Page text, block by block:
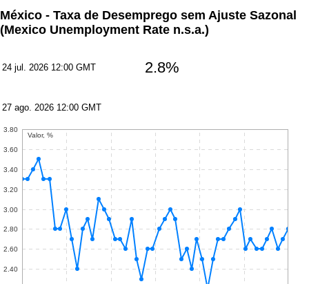
México - Taxa de Desemprego sem Ajuste Sazonal
(Mexico Unemployment Rate n.s.a.)
24 jul. 2026 12:00 GMT 2.8%
27 ago. 2026 12:00 GMT